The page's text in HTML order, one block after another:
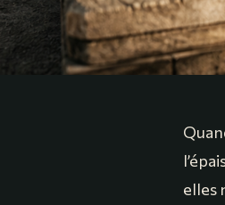
elles